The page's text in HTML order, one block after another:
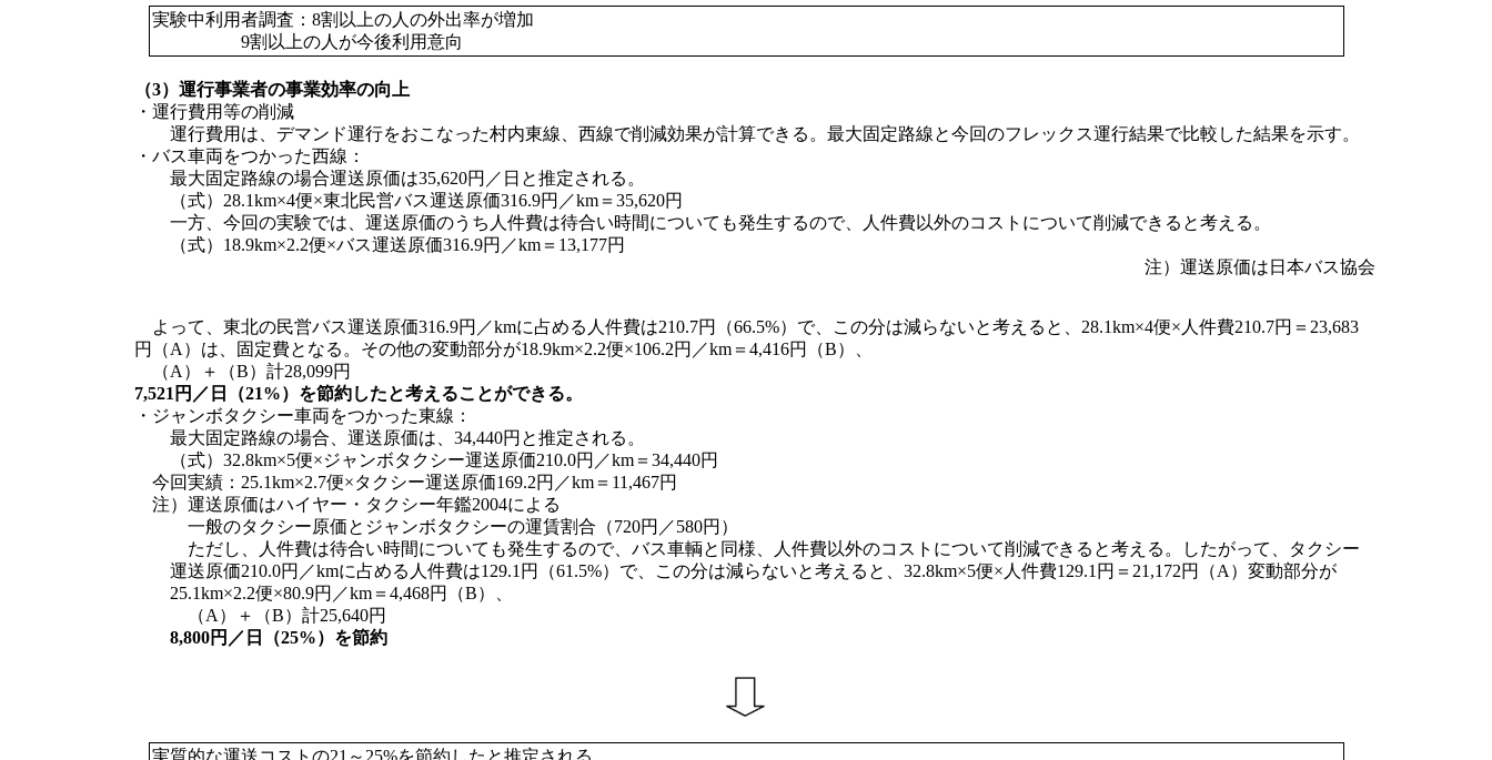
実験中利用者調査：8割以上の人の外出率が増加
9割以上の人が今後利用意向
（3）運行事業者の事業効率の向上
・運行費用等の削減
運行費用は、デマンド運行をおこなった村内東線、西線で削減効果が計算できる。最大固定路線と今回のフレックス運行結果で比較した結果を示す。
・バス車両をつかった西線：
最大固定路線の場合運送原価は35,620円／日と推定される。
（式）28.1km×4便×東北民営バス運送原価316.9円／km＝35,620円
一方、今回の実験では、運送原価のうち人件費は待合い時間についても発生するので、人件費以外のコストについて削減できると考える。
（式）18.9km×2.2便×バス運送原価316.9円／km＝13,177円
注）運送原価は日本バス協会
よって、東北の民営バス運送原価316.9円／kmに占める人件費は210.7円（66.5%）で、この分は減らないと考えると、28.1km×4便×人件費210.7円＝23,683
円（A）は、固定費となる。その他の変動部分が18.9km×2.2便×106.2円／km＝4,416円（B）、
（A）＋（B）計28,099円
7,521円／日（21%）を節約したと考えることができる。
・ジャンボタクシー車両をつかった東線：
最大固定路線の場合、運送原価は、34,440円と推定される。
（式）32.8km×5便×ジャンボタクシー運送原価210.0円／km＝34,440円
今回実績：25.1km×2.7便×タクシー運送原価169.2円／km＝11,467円
注）運送原価はハイヤー・タクシー年鑑2004による
一般のタクシー原価とジャンボタクシーの運賃割合（720円／580円）
ただし、人件費は待合い時間についても発生するので、バス車輌と同様、人件費以外のコストについて削減できると考える。したがって、タクシー
運送原価210.0円／kmに占める人件費は129.1円（61.5%）で、この分は減らないと考えると、32.8km×5便×人件費129.1円＝21,172円（A）変動部分が
25.1km×2.2便×80.9円／km＝4,468円（B）、
（A）＋（B）計25,640円
8,800円／日（25%）を節約
実質的な運送コストの21～25%を節約したと推定される。